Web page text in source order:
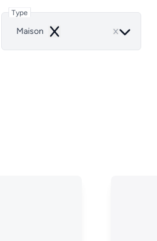
Type
Maison
Remove